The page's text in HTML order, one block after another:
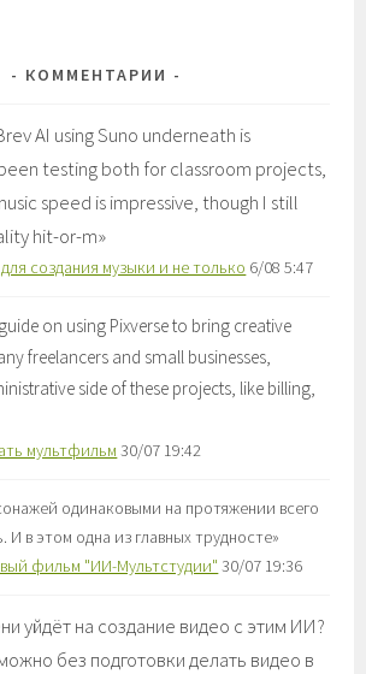
КОММЕНТАРИИ
AI using Suno underneath is
testing both for classroom projects,
speed is impressive, though I still
hit-or-m»
создания музыки и не только 6/08 5:47
on using Pixverse to bring creative
freelancers and small businesses,
side of these projects, like billing,
мультфильм 30/07 19:42
одинаковыми на протяжении всего
И в этом одна из главных трудносте»
фильм "ИИ-Мультстудии" 30/07 19:36
уйдёт на создание видео с этим ИИ?
без подготовки делать видео в